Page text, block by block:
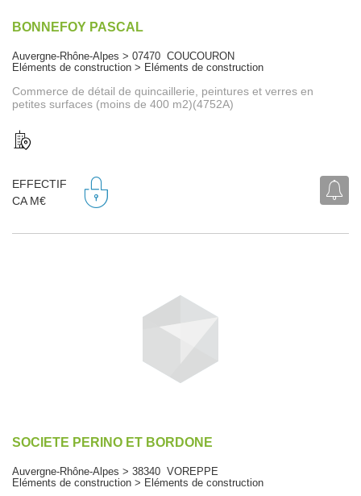
BONNEFOY PASCAL
Auvergne-Rhône-Alpes > 07470 COUCOURON
Eléments de construction > Eléments de construction
Commerce de détail de quincaillerie, peintures et verres en
petites surfaces (moins de 400 m2)(4752A)
EFFECTIF
CA M€
SOCIETE PERINO ET BORDONE
Auvergne-Rhône-Alpes > 38340 VOREPPE
Eléments de construction > Eléments de construction